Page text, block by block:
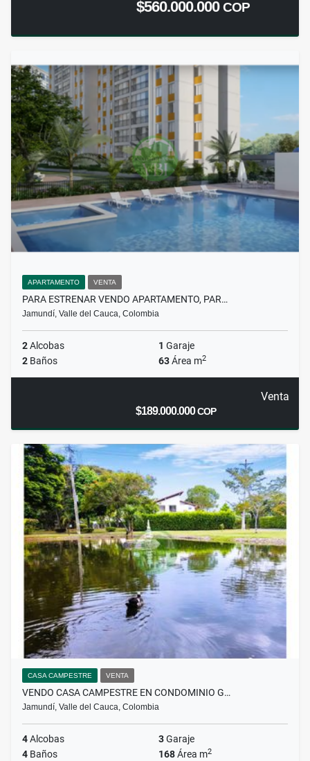
$560.000.000COP
APARTAMENTO VENTA
PARA ESTRENAR VENDO APARTAMENTO, PAR…
Jamundí, Valle del Cauca, Colombia
2Alcobas 1 Garaje
2 Baños 63Área m2
Venta
$189.000.000COP
CASA CAMPESTRE VENTA
VENDO CASA CAMPESTRE EN CONDOMINIO G…
Jamundí, Valle del Cauca, Colombia
4Alcobas 3Garaje
4 Baños 168Área m2